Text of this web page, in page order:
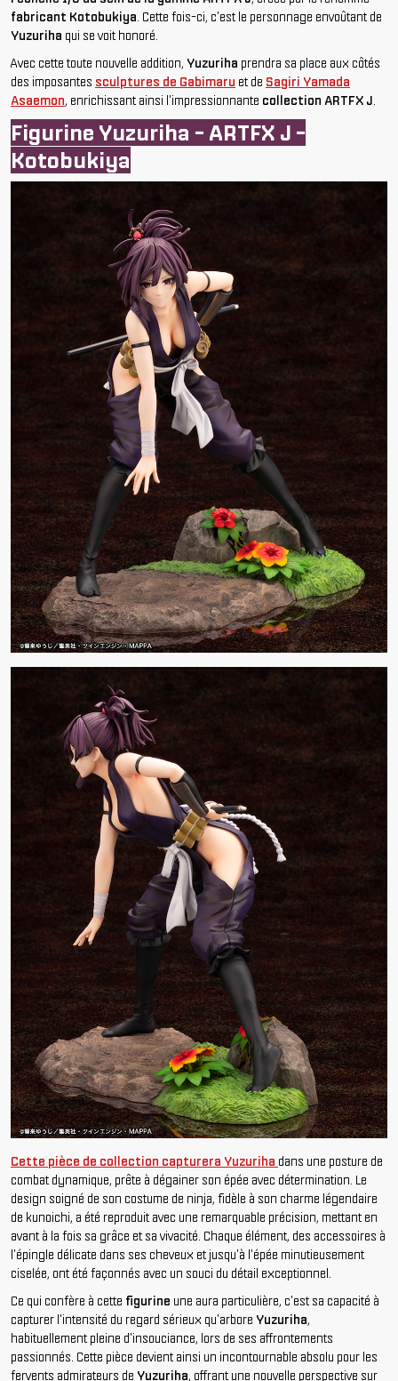
fabricant Kotobukiya. Cette fois-ci, c'est le personnage envoûtant de
Yuzuriha qui se voit honoré.
Avec cette toute nouvelle addition, Yuzuriha prendra sa place aux côtés
des imposantes sculptures de Gabimaru et de Sagiri Yamada
Asaemon, enrichissant ainsi l'impressionnante collection ARTFX J.
Figurine Yuzuriha - ARTFX J -
Kotobukiya
Cette pièce de collection capturera Yuzuriha dans une posture de
combat dynamique, prête à dégainer son épée avec détermination. Le
design soigné de son costume de ninja, fidèle à son charme légendaire
de kunoichi, a été reproduit avec une remarquable précision, mettant en
avant à la fois sa grâce et sa vivacité. Chaque élément, des accessoires à
l'épingle délicate dans ses cheveux et jusqu'à l'épée minutieusement
ciselée, ont été façonnés avec un souci du détail exceptionnel.
Ce qui confère à cette figurine une aura particulière, c'est sa capacité à
capturer l'intensité du regard sérieux qu'arbore Yuzuriha,
habituellement pleine d'insouciance, lors de ses affrontements
passionnés. Cette pièce devient ainsi un incontournable absolu pour les
fervents admirateurs de Yuzuriha, offrant une nouvelle perspective sur